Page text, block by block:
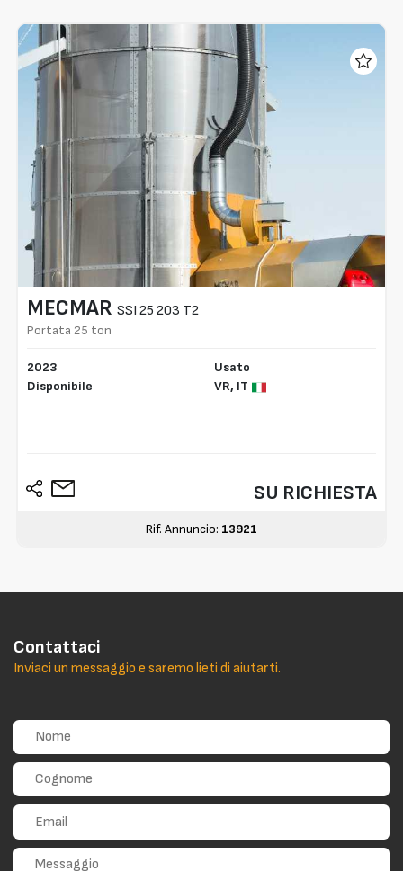
MECMAR SSI 25 203 T2
Portata 25 ton
2023
Disponibile
Usato
VR, IT
SU RICHIESTA
Rif. Annuncio: 13921
Contattaci
Inviaci un messaggio e saremo lieti di aiutarti.